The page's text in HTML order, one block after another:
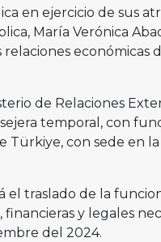
en ejercicio de sus
María Verónica
de Relaciones
temporal, con
Türkiye, con sede en
el traslado de la
financieras y legales
del 2024.